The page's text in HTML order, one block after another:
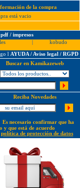
de la compra
está vacio
/ impresos
kobudo
l AYUDA / Aviso legal / RGPD
Buscar en Kamikazeweb
Reciba Novedades
Es necesario confirmar que ha
y que está de acuerdo
política de protección de datos